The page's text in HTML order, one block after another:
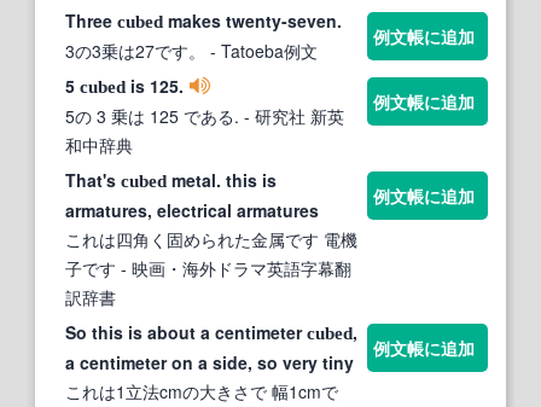
Three cubed makes twenty-seven.
3の3乗は27です。
- Tatoeba例文
例文帳に追加
5 cubed is 125.
5の 3 乗は 125 である. - 研究社 新英
和中辞典
例文帳に追加
That's cubed metal. this is
armatures, electrical armatures
これは四角く固められた金属です 電機
子です - 映画・海外ドラマ英語字幕翻
訳辞書
例文帳に追加
So this is about a centimetercubed,
a centimeter on a side, so very tiny
これは1立法cmの大きさで 幅1cmで
例文帳に追加